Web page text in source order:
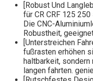
[Robust Und
für CR CRF 125
Die CNC-
Robustheit,
[Unterstreichen
fußrasten erhöhen
haltbarkeit,
langen fahrten.